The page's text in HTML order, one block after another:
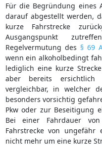
Für die Begründung eines
darauf abgestellt werden,
kurze Fahrstrecke
Ausgangspunkt
Regelvermutung des § 69
wenn ein alkoholbedingt
lediglich eine kurze
aber bereits
vergleichbar, in welcher
besonders vorsichtig
Pkw oder zur Beseitigung
Bei einer Fahrdauer
Fahrstrecke von
nicht mehr um eine kurze